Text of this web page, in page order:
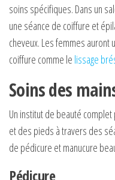
soins spécifiques. Dans un
une séance de coiffure et
cheveux. Les femmes
coiffure comme le lissage
Soins des
Un institut de beauté
et des pieds à travers des
de pédicure et manucure
Pédicure